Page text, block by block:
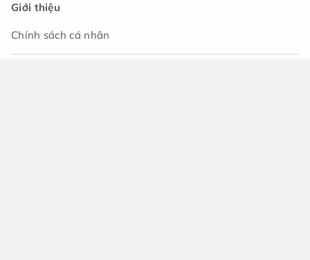
Giới thiệu
Chính sách cá nhân